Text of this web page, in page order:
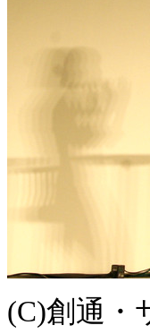
(C)創通・